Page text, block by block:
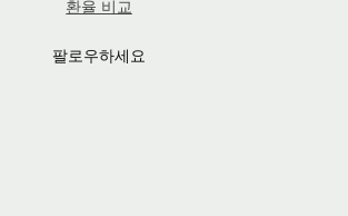
환율 비교
팔로우하세요